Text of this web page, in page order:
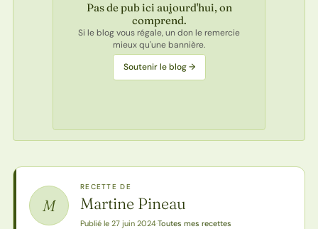
Pas de pub ici aujourd'hui, on
comprend.
Si le blog vous régale, un don le remercie
mieux qu'une bannière.
Soutenir le blog →
M
RECETTE DE
Martine Pineau
Publié le 27 juin 2024·Toutes mes recettes